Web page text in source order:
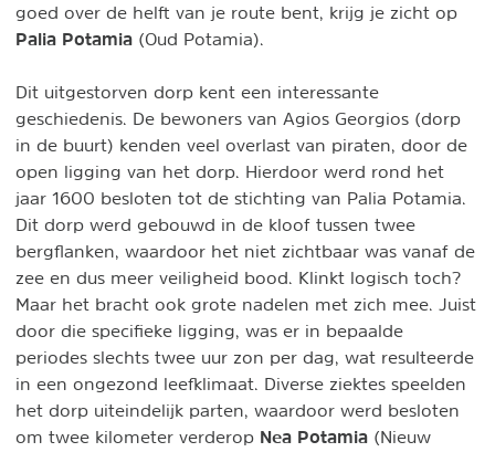
goed over de helft van je route bent, krijg je zicht op
Palia Potamia (Oud Potamia).
Dit uitgestorven dorp kent een interessante
geschiedenis. De bewoners van Agios Georgios (dorp
in de buurt) kenden veel overlast van piraten, door de
open ligging van het dorp. Hierdoor werd rond het
jaar 1600 besloten tot de stichting van Palia Potamia.
Dit dorp werd gebouwd in de kloof tussen twee
bergflanken, waardoor het niet zichtbaar was vanaf de
zee en dus meer veiligheid bood. Klinkt logisch toch?
Maar het bracht ook grote nadelen met zich mee. Juist
door die specifieke ligging, was er in bepaalde
periodes slechts twee uur zon per dag, wat resulteerde
in een ongezond leefklimaat. Diverse ziektes speelden
het dorp uiteindelijk parten, waardoor werd besloten
om twee kilometer verderop Nea Potamia (Nieuw